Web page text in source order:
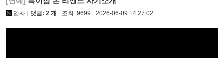
입사 댓글: 2 개 조회: 9699 2026-06-09 14:27:02